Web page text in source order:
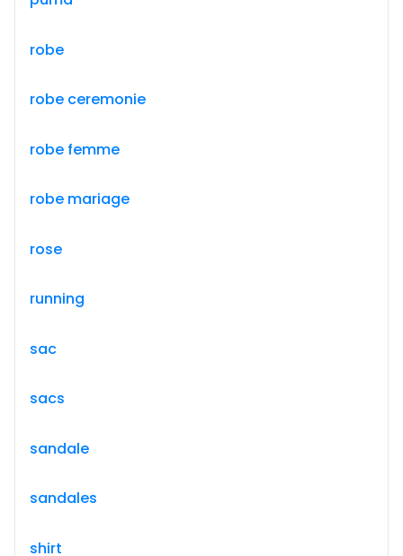
robe
robe ceremonie
robe femme
robe mariage
rose
running
sac
sacs
sandale
sandales
shirt